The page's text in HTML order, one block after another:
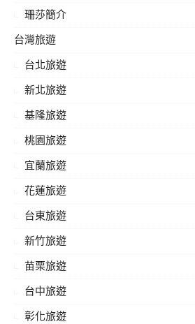
珊莎簡介
台灣旅遊
台北旅遊
新北旅遊
基隆旅遊
桃園旅遊
宜蘭旅遊
花蓮旅遊
台東旅遊
新竹旅遊
苗栗旅遊
台中旅遊
彰化旅遊